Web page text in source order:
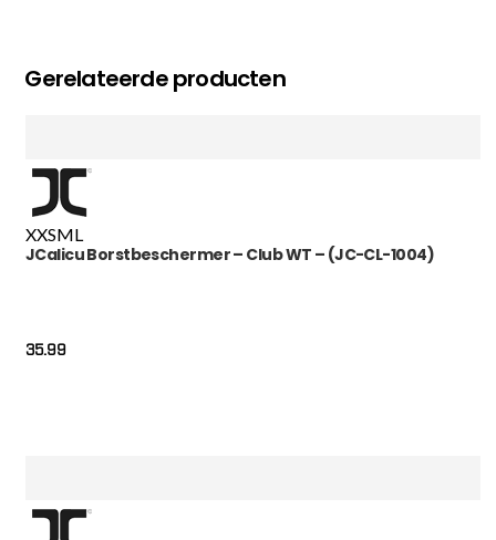
Gerelateerde producten
XXSML
JCalicu Borstbeschermer – Club WT – (JC-CL-1004)
35.99